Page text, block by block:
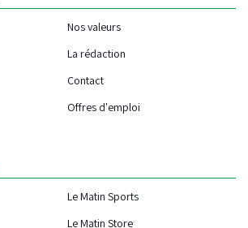
Nos valeurs
La rédaction
Contact
Offres d'emploi
Le Matin Sports
Le Matin Store